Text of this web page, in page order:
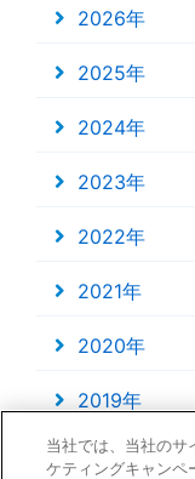
2026年
2025年
2024年
2023年
2022年
2021年
2020年
2019年
2018年
当社では、当社のサ
ケティングキャンペ